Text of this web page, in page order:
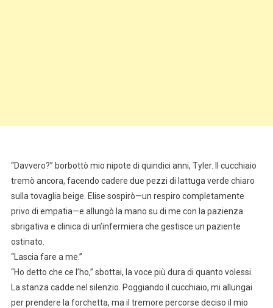
“Davvero?” borbottò mio nipote di quindici anni, Tyler. Il cucchiaio
tremò ancora, facendo cadere due pezzi di lattuga verde chiaro
sulla tovaglia beige. Elise sospirò—un respiro completamente
privo di empatia—e allungò la mano su di me con la pazienza
sbrigativa e clinica di un’infermiera che gestisce un paziente
ostinato.
“Lascia fare a me.”
“Ho detto che ce l’ho,” sbottai, la voce più dura di quanto volessi.
La stanza cadde nel silenzio. Poggiando il cucchiaio, mi allungai
per prendere la forchetta, ma il tremore percorse deciso il mio